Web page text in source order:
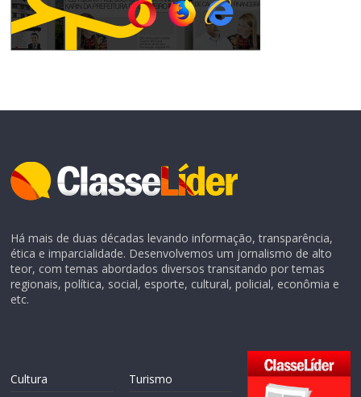
Há mais de duas décadas levando informação, transparência,
ética e imparcialidade. Desenvolvemos um jornalismo de alto
teor, com temas abordados diversos transitando por temas
regionais, política, social, esporte, cultural, policial, econômia e
etc.
Cultura
Turismo